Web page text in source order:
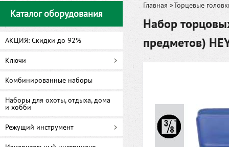
Каталог оборудования
АКЦИЯ: Скидки до 92%
Ключи
Комбинированные наборы
Наборы для охоты, отдыха, дома
и хобби
Режущий инструмент
Главная »Торцевые
Набор
предметов)